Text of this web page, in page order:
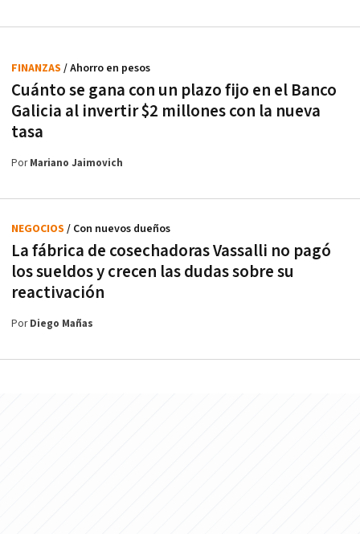
Cuánto se gana con un plazo fijo en el Banco
Galicia al invertir $2 millones con la nueva
tasa
FINANZAS / Ahorro en pesos
PorMariano Jaimovich
La fábrica de cosechadoras Vassalli no pagó
los sueldos y crecen las dudas sobre su
reactivación
NEGOCIOS / Con nuevos dueños
PorDiego Mañas